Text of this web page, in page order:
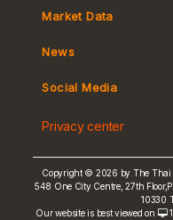
Tax
MeBond
e-bookbuilding
Market Data
Yield Curve
News
Social Media
Privacy center
Copyright © 2026 by The Thai
548 One City Centre, 27th
10330
Our website is best viewed on